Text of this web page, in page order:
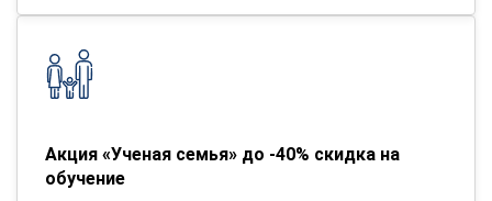
Акция «Ученая семья» до -40% скидка на
обучение